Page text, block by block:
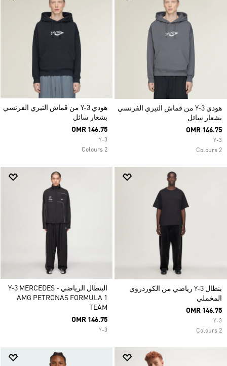
هودي Y-3 من قماش التيري الفرنسي
بشعار سائل
OMR 146.75
Y-3
2 Colours
هودي Y-3 من قماش التيري الفرنسي
بشعار سائل
OMR 146.75
Y-3
2 Colours
بنطال Y-3 رياضي من الكوردروي
المخملي
OMR 146.75
Y-3
2 Colours
البنطال الرياضي Y-3 MERCEDES -
AMG PETRONAS FORMULA 1
TEAM
OMR 146.75
Y-3